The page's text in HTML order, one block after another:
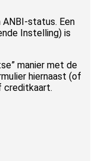
status. Een
Instelling) is
manier met de
hiernaast (of
creditkaart.